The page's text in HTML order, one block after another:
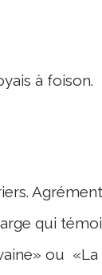
à foison.
qui
ou